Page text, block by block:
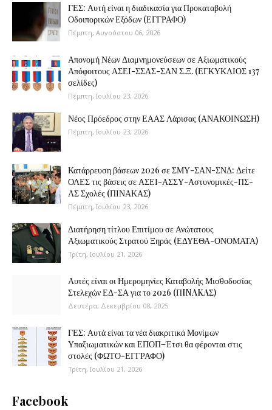
ΓΕΣ: Αυτή είναι η διαδικασία για Προκαταβολή
Οδοιπορικών Εξόδων (ΕΓΓΡΑΦΟ)
Πέμπτη, Αυγούστου 06, 2026
Απονομή Νέων Διαμνημονεύσεων σε Αξιωματικούς
Απόφοιτους ΑΣΕΙ-ΣΣΑΣ-ΣΑΝ Σ.Ξ. (ΕΓΚΥΚΛΙΟΣ 137
σελίδες)
Πέμπτη, Ιουλίου 23, 2026
Νέος Πρόεδρος στην ΕΑΑΣ Λάρισας (ΑΝΑΚΟΙΝΩΣΗ)
Πέμπτη, Ιουλίου 23, 2026
Κατάρρευση βάσεων 2026 σε ΣΜΥ-ΣΑΝ-ΣΝΔ: Δείτε
ΟΛΕΣ τις βάσεις σε ΑΣΕΙ-ΑΣΣΥ-Αστυνομικές-ΠΣ-
ΛΣ Σχολές (ΠΙΝΑΚΑΣ)
Πέμπτη, Ιουλίου 23, 2026
Διατήρηση τίτλου Επιτίμου σε Ανώτατους
Αξιωματικούς Στρατού Ξηράς (ΕΔΥΕΘΑ-ΟΝΟΜΑΤΑ)
Τρίτη, Ιουλίου 21, 2026
Αυτές είναι οι Ημερομηνίες Καταβολής Μισθοδοσίας
Στελεχών ΕΔ-ΣΑ για το 2026 (ΠINAKAΣ)
Δευτέρα, Δεκεμβρίου 08, 2025
ΓΕΣ: Αυτά είναι τα νέα διακριτικά Μονίμων
Υπαξιωματικών και ΕΠΟΠ–Έτσι θα φέρονται στις
στολές (ΦΩΤΟ-ΕΓΓΡΑΦΟ)
Τρίτη, Ιουλίου 21, 2026
Facebook